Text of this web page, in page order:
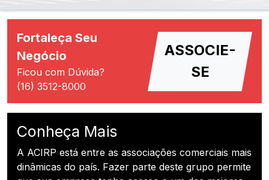
Fortaleça Seu
Negócio
Ficou com Dúvida?
(16) 3512-8000
ASSOCIE-
SE
Conheça Mais
A ACIRP está entre as associações comerciais mais
dinâmicas do país. Fazer parte deste grupo permite